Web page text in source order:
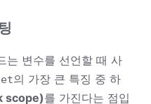
는 변수를 선언할 때 사
의 가장 큰 특징 중 하
scope)를 가진다는 점입